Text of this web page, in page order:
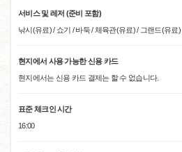
서비스 및 레저 (준비 포함)
낚시(유료) / 쇼기 / 바둑 / 체육관(유료) / 그랜드(유료)
현지에서 사용 가능한 신용 카드
현지에서는 신용 카드 결제는 할 수 없습니다.
표준 체크인 시간
16:00